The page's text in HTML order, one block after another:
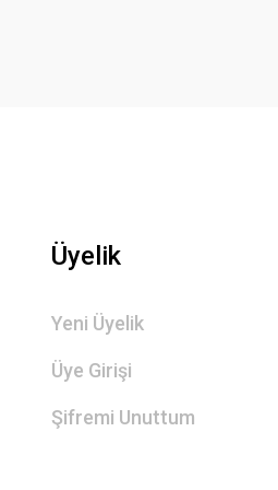
Üyelik
Yeni Üyelik
Üye Girişi
Şifremi Unuttum